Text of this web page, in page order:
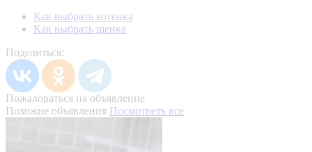
Как выбрать котенка
Как выбрать щенка
Поделиться:
Пожаловаться на объявление
Похожие объявления Посмотреть все